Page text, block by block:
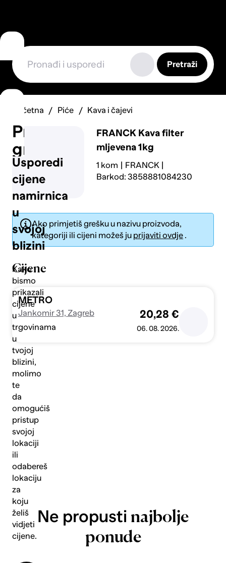
Usporedi
cijene
namirnica
u
svojoj
blizini
Kako
bismo
prikazali
cijene
u
trgovinama
u
tvojoj
blizini,
molimo
te
da
omogućiš
pristup
svojoj
lokaciji
ili
odabereš
lokaciju
za
koju
želiš
vidjeti
cijene.
Prijavi
grešku
Pošalji
Pretraži
Početna Piće Kava i čajevi
FRANCK Kava filter
mljevena 1kg
1 kom
FRANCK
Barkod: 3858881084230
Ako primjetiš grešku u nazivu proizvoda,
kategoriji ili cijeni možeš ju prijaviti ovdje .
Cijene
METRO
Jankomir 31, Zagreb 20,28 €
06. 08. 2026.
Ne propusti najbolje
ponude